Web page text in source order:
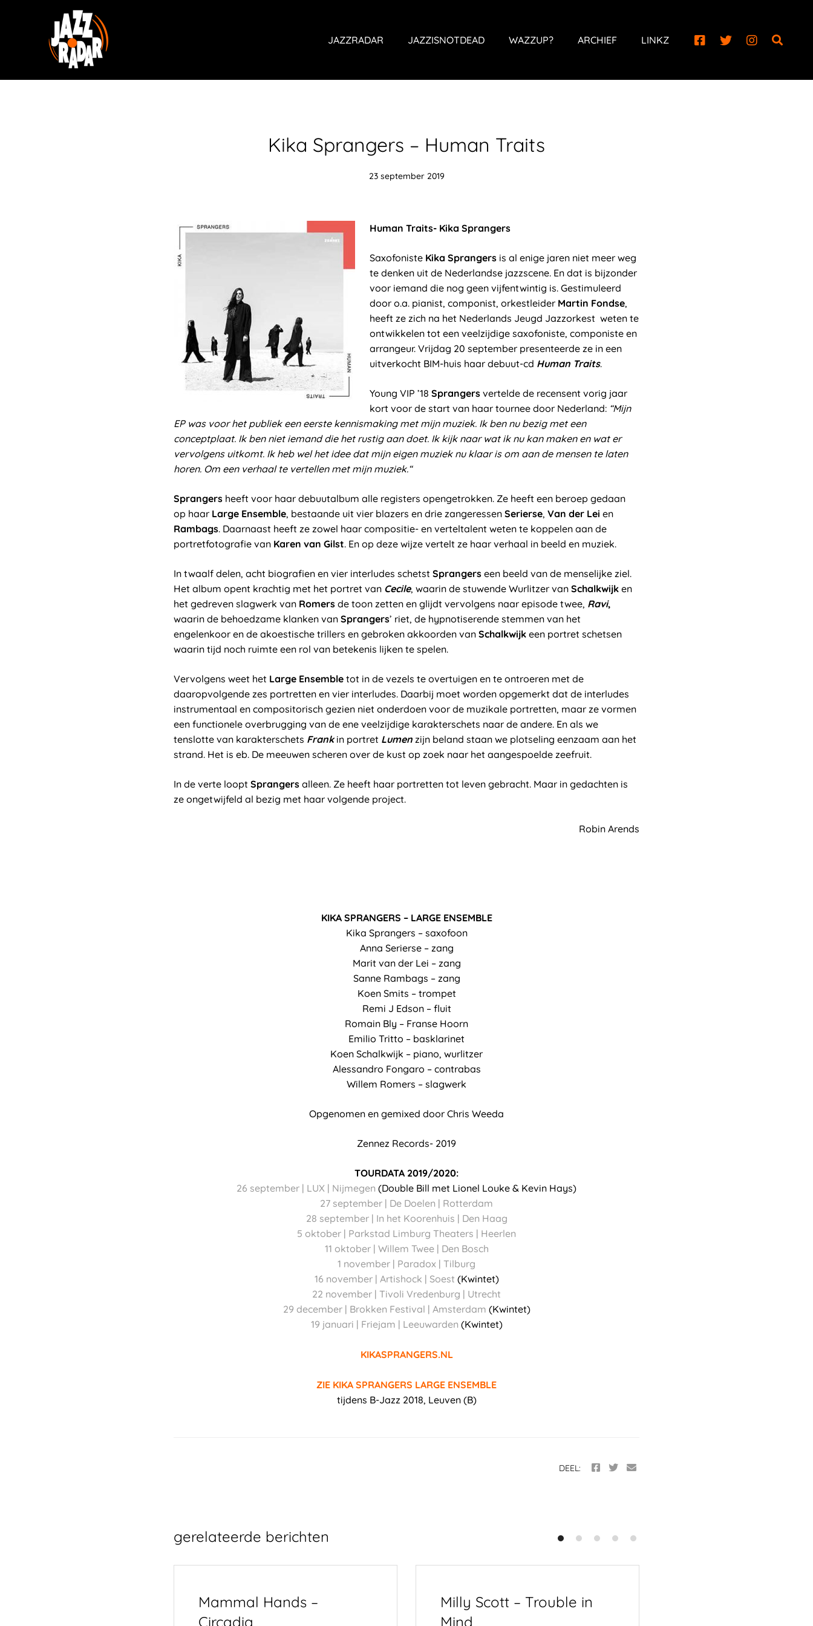
JAZZRADAR JAZZISNOTDEAD WAZZUP? ARCHIEF LINKZ
Kika Sprangers – Human Traits
23 september 2019
Human Traits- Kika Sprangers
Saxofoniste Kika Sprangers is al enige jaren niet meer weg
te denken uit de Nederlandse jazzscene. En dat is bijzonder
voor iemand die nog geen vijfentwintig is. Gestimuleerd
door o.a. pianist, componist, orkestleider Martin Fondse,
heeft ze zich na het Nederlands Jeugd Jazzorkest weten te
ontwikkelen tot een veelzijdige saxofoniste, componiste en
arrangeur. Vrijdag 20 september presenteerde ze in een
uitverkocht BIM-huis haar debuut-cd Human Traits.
Young VIP ’18 Sprangers vertelde de recensent vorig jaar
kort voor de start van haar tournee door Nederland: “Mijn
EP was voor het publiek een eerste kennismaking met mijn muziek. Ik ben nu bezig met een
conceptplaat. Ik ben niet iemand die het rustig aan doet. Ik kijk naar wat ik nu kan maken en wat er
vervolgens uitkomt. Ik heb wel het idee dat mijn eigen muziek nu klaar is om aan de mensen te laten
horen. Om een verhaal te vertellen met mijn muziek.“
Sprangers heeft voor haar debuutalbum alle registers opengetrokken. Ze heeft een beroep gedaan
op haar Large Ensemble, bestaande uit vier blazers en drie zangeressen Serierse, Van der Lei en
Rambags. Daarnaast heeft ze zowel haar compositie- en verteltalent weten te koppelen aan de
portretfotografie van Karen van Gilst. En op deze wijze vertelt ze haar verhaal in beeld en muziek.
In twaalf delen, acht biografien en vier interludes schetst Sprangers een beeld van de menselijke ziel.
Het album opent krachtig met het portret van Cecile, waarin de stuwende Wurlitzer van Schalkwijk en
het gedreven slagwerk van Romers de toon zetten en glijdt vervolgens naar episode twee, Ravi,
waarin de behoedzame klanken van Sprangers’ riet, de hypnotiserende stemmen van het
engelenkoor en de akoestische trillers en gebroken akkoorden van Schalkwijk een portret schetsen
waarin tijd noch ruimte een rol van betekenis lijken te spelen.
Vervolgens weet het Large Ensemble tot in de vezels te overtuigen en te ontroeren met de
daaropvolgende zes portretten en vier interludes. Daarbij moet worden opgemerkt dat de interludes
instrumentaal en compositorisch gezien niet onderdoen voor de muzikale portretten, maar ze vormen
een functionele overbrugging van de ene veelzijdige karakterschets naar de andere. En als we
tenslotte van karakterschets Frankin portret Lumen zijn beland staan we plotseling eenzaam aan het
strand. Het is eb. De meeuwen scheren over de kust op zoek naar het aangespoelde zeefruit.
In de verte loopt Sprangers alleen. Ze heeft haar portretten tot leven gebracht. Maar in gedachten is
ze ongetwijfeld al bezig met haar volgende project.
Robin Arends
KIKA SPRANGERS – LARGE ENSEMBLE
Kika Sprangers – saxofoon
Anna Serierse – zang
Marit van der Lei – zang
Sanne Rambags – zang
Koen Smits – trompet
Remi J Edson – fluit
Romain Bly – Franse Hoorn
Emilio Tritto – basklarinet
Koen Schalkwijk – piano, wurlitzer
Alessandro Fongaro – contrabas
Willem Romers – slagwerk
Opgenomen en gemixed door Chris Weeda
Zennez Records- 2019
TOURDATA 2019/2020:
26 september | LUX | Nijmegen (Double Bill met Lionel Louke & Kevin Hays)
27 september | De Doelen | Rotterdam
28 september | In het Koorenhuis | Den Haag
5 oktober | Parkstad Limburg Theaters | Heerlen
11 oktober | Willem Twee | Den Bosch
1 november | Paradox | Tilburg
16 november | Artishock | Soest (Kwintet)
22 november | Tivoli Vredenburg | Utrecht
29 december | Brokken Festival | Amsterdam (Kwintet)
19 januari | Friejam | Leeuwarden (Kwintet)
KIKASPRANGERS.NL
ZIE KIKA SPRANGERS LARGE ENSEMBLE
tijdens B-Jazz 2018, Leuven (B)
DEEL:
gerelateerde berichten
Mammal Hands –
Circadia
Milly Scott – Trouble in
Mind